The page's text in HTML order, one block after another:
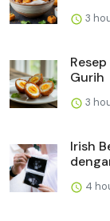
3
Gurih
3
Irish
4